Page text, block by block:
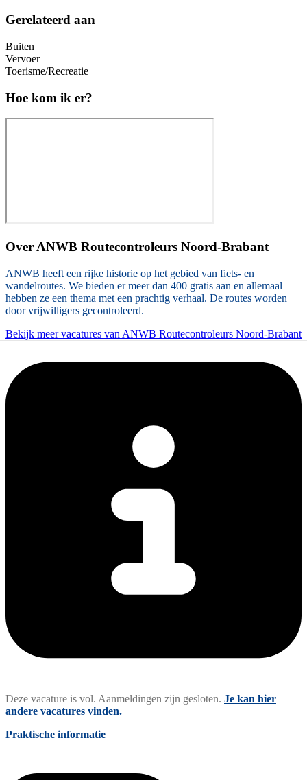
Gerelateerd aan
Buiten
Vervoer
Toerisme/Recreatie
Hoe kom ik er?
Over ANWB Routecontroleurs Noord-Brabant
ANWB heeft een rijke historie op het gebied van fiets- en
wandelroutes. We bieden er meer dan 400 gratis aan en allemaal
hebben ze een thema met een prachtig verhaal. De routes worden
door vrijwilligers gecontroleerd.
Bekijk meer vacatures van ANWB Routecontroleurs Noord-Brabant
Deze vacature is vol. Aanmeldingen zijn gesloten. Je kan hier
andere vacatures vinden.
Praktische informatie